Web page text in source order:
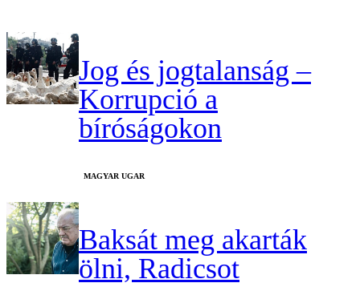
Jog és jogtalanság –
Korrupció a
bíróságokon
MAGYAR UGAR
Baksát meg akarták
ölni, Radicsot